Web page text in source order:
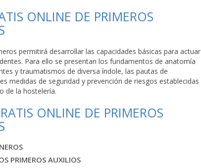
ONLINE DE PRIMEROS
permitirá desarrollar las capacidades básicas para actuar
Para ello se presentan los fundamentos de anatomía
y traumatismos de diversa índole, las pautas de
medidas de seguridad y prevención de riesgos establecidas
de la hostelería.
ONLINE DE PRIMEROS
PRIMEROS AUXILIOS